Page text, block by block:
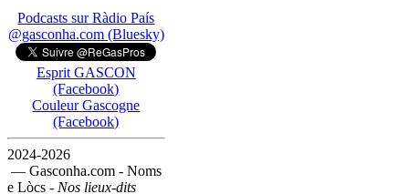
Podcasts sur Ràdio País
@gasconha.com (Bluesky)
Esprit GASCON
(Facebook)
Couleur Gascogne
(Facebook)
2024-2026
— Gasconha.com - Noms
e Lòcs - Nos lieux-dits